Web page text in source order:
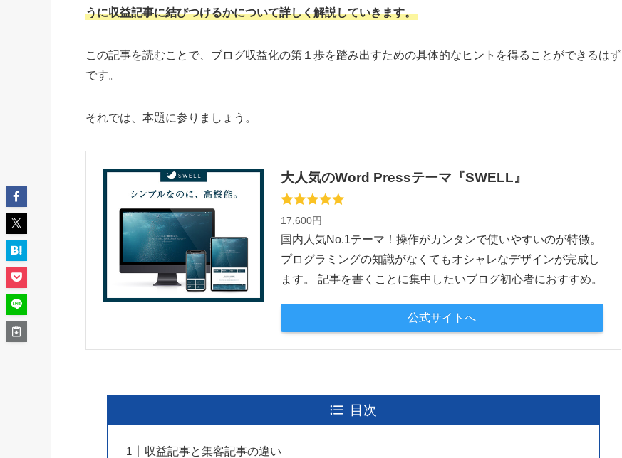
うに収益記事に結びつけるかについて詳しく解説していきます。
この記事を読むことで、ブログ収益化の第１歩を踏み出すための具体的なヒントを得ることができるはず
です。
それでは、本題に参りましょう。
大人気のWord Pressテーマ『SWELL』
17,600円
国内人気No.1テーマ！操作がカンタンで使いやすいのが特徴。
プログラミングの知識がなくてもオシャレなデザインが完成し
ます。 記事を書くことに集中したいブログ初心者におすすめ。
公式サイトへ
目次
収益記事と集客記事の違い